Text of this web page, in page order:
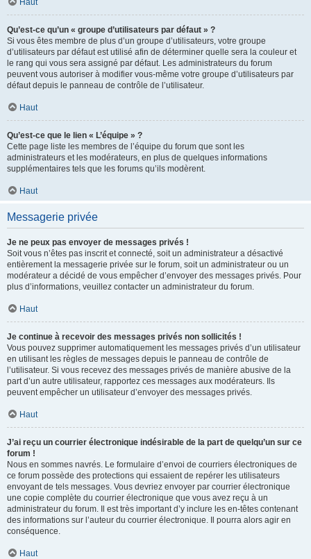
Haut
Qu’est-ce qu’un « groupe d’utilisateurs par défaut » ?
Si vous êtes membre de plus d’un groupe d’utilisateurs, votre groupe
d’utilisateurs par défaut est utilisé afin de déterminer quelle sera la couleur et
le rang qui vous sera assigné par défaut. Les administrateurs du forum
peuvent vous autoriser à modifier vous-même votre groupe d’utilisateurs par
défaut depuis le panneau de contrôle de l’utilisateur.
Haut
Qu’est-ce que le lien « L’équipe » ?
Cette page liste les membres de l’équipe du forum que sont les
administrateurs et les modérateurs, en plus de quelques informations
supplémentaires tels que les forums qu’ils modèrent.
Haut
Messagerie privée
Je ne peux pas envoyer de messages privés !
Soit vous n’êtes pas inscrit et connecté, soit un administrateur a désactivé
entièrement la messagerie privée sur le forum, soit un administrateur ou un
modérateur a décidé de vous empêcher d’envoyer des messages privés. Pour
plus d’informations, veuillez contacter un administrateur du forum.
Haut
Je continue à recevoir des messages privés non sollicités !
Vous pouvez supprimer automatiquement les messages privés d’un utilisateur
en utilisant les règles de messages depuis le panneau de contrôle de
l’utilisateur. Si vous recevez des messages privés de manière abusive de la
part d’un autre utilisateur, rapportez ces messages aux modérateurs. Ils
peuvent empêcher un utilisateur d’envoyer des messages privés.
Haut
J’ai reçu un courrier électronique indésirable de la part de quelqu’un sur ce
forum !
Nous en sommes navrés. Le formulaire d’envoi de courriers électroniques de
ce forum possède des protections qui essaient de repérer les utilisateurs
envoyant de tels messages. Vous devriez envoyer par courrier électronique
une copie complète du courrier électronique que vous avez reçu à un
administrateur du forum. Il est très important d’y inclure les en-têtes contenant
des informations sur l’auteur du courrier électronique. Il pourra alors agir en
conséquence.
Haut